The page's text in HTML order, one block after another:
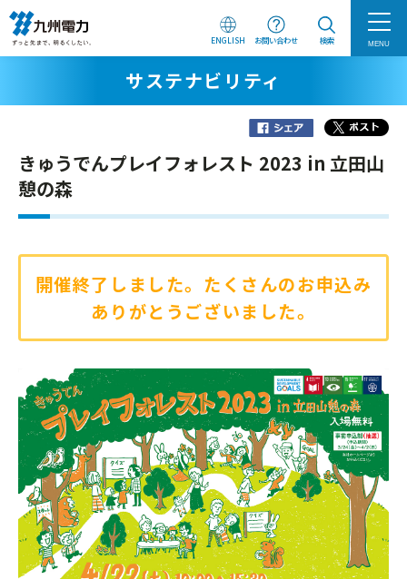
ENGLISH お問い合わせ 検索 MENU
サステナビリティ
きゅうでんプレイフォレスト 2023 in 立田山
憩の森
開催終了しました。たくさんのお申込み
ありがとうございました。